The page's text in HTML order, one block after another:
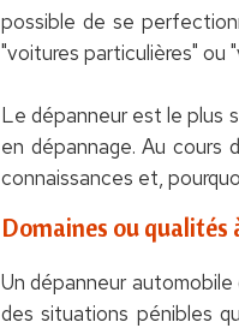
possible de se
"voitures particulières" ou
Le dépanneur est le plus
en dépannage. Au cours
connaissances et,
Domaines ou
Un dépanneur
des situations pénibles